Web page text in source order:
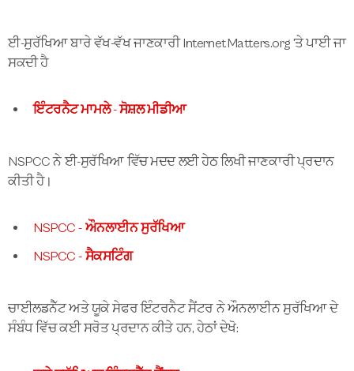
ਈ-ਸੁਰੱਖਿਆ ਬਾਰੇ ਵੱਖ-ਵੱਖ ਜਾਣਕਾਰੀ InternetMatters.org 'ਤੇ ਪਾਈ ਜਾ
ਸਕਦੀ ਹੈ
ਇੰਟਰਨੈਟ ਮਾਮਲੇ - ਸੋਸ਼ਲ ਮੀਡੀਆ
NSPCC ਨੇ ਈ-ਸੁਰੱਖਿਆ ਵਿੱਚ ਮਦਦ ਲਈ ਹੇਠ ਲਿਖੀ ਜਾਣਕਾਰੀ ਪ੍ਰਦਾਨ
ਕੀਤੀ ਹੈ।
NSPCC - ਔਨਲਾਈਨ ਸੁਰੱਖਿਆ
NSPCC - ਸੈਕਸਟਿੰਗ
ਚਾਈਲਡਨੈੱਟ ਅਤੇ ਯੂਕੇ ਸੇਫਰ ਇੰਟਰਨੈਟ ਸੈਂਟਰ ਨੇ ਔਨਲਾਈਨ ਸੁਰੱਖਿਆ ਦੇ
ਸੰਬੰਧ ਵਿੱਚ ਕਈ ਸਰੋਤ ਪ੍ਰਦਾਨ ਕੀਤੇ ਹਨ, ਹੇਠਾਂ ਦੇਖੋ: